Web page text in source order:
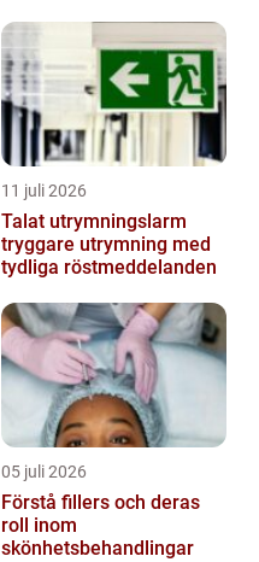
11 juli 2026
Talat utrymningslarm
tryggare utrymning med
tydliga röstmeddelanden
05 juli 2026
Förstå fillers och deras
roll inom
skönhetsbehandlingar